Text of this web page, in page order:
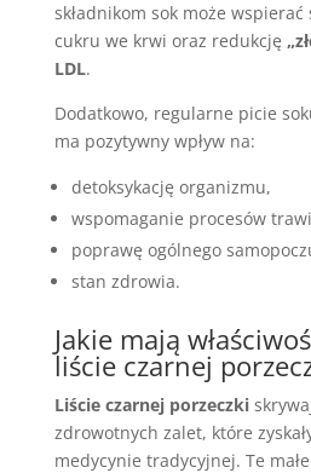
składnikom sok może
cukru we krwi oraz redukcję
LDL.
Dodatkowo, regularne picie
ma pozytywny wpływ na:
detoksykację organizmu,
wspomaganie procesów
poprawę ogólnego
stan zdrowia.
Jakie mają
liście czarnej
Liście czarnej porzeczki
zdrowotnych zalet, które
medycynie tradycyjnej. Te